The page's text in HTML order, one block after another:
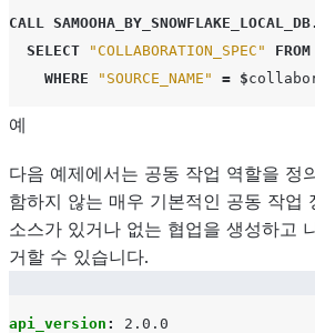
CALL SAMOOHA_BY_SNOWFLAKE_LOCAL_DB.
SELECT
"COLLABORATION_SPEC" FROM
WHERE
"SOURCE_NAME" = $
예
다음 예제에서는 공동 작업 역할을 정
함하지 않는 매우 기본적인 공동 작업
소스가 있거나 없는 협업을 생성하고
거할 수 있습니다.
api_version :
2.0.0